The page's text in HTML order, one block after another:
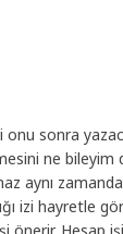
onu sonra
ne
zamanda
izi hayretle